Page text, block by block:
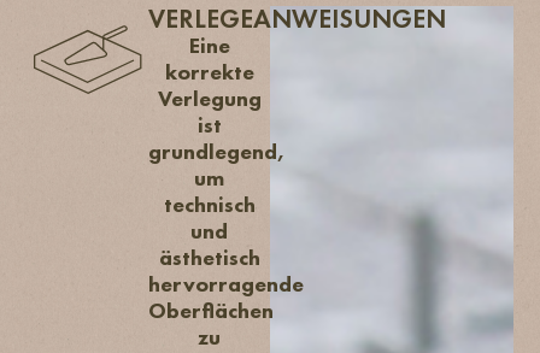
VERLEGEANWEISUNGEN
Eine
korrekte
Verlegung
ist
grundlegend,
um
technisch
und
ästhetisch
hervorragende
Oberflächen
zu